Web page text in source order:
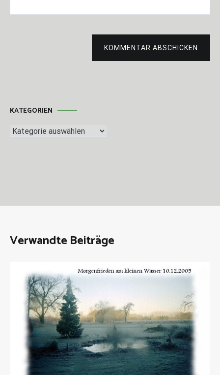
KOMMENTAR ABSCHICKEN
KATEGORIEN
Kategorien
Verwandte Beiträge